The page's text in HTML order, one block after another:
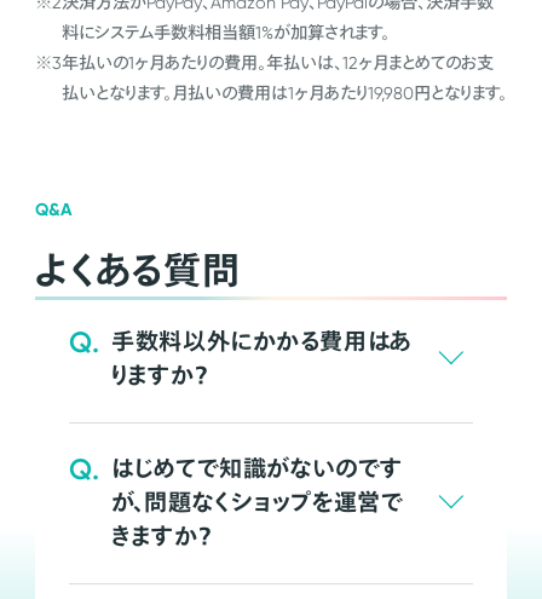
料にシステム手数料相当額1%が加算されます。
※3年払いの1ヶ月あたりの費用。年払いは、12ヶ月まとめてのお支
払いとなります。月払いの費用は1ヶ月あたり19,980円となります。
Q&A
よくある質問
Q. 手数料以外にかかる費用はあ
りますか？
Q. はじめてで知識がないのです
が、問題なくショップを運営で
きますか？